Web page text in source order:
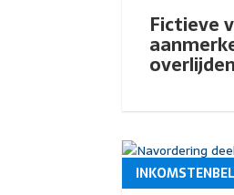
Fictieve
overlijden